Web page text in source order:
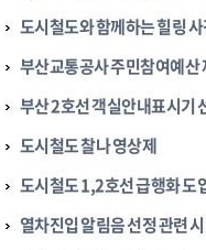
도시철도와 함께하는 힐링
부산교통공사 주민참여예산
부산 2호선 객실안내표시기
도시철도 찰나 영상제
도시철도 1,2호선 급행화 도
열차진입 알림음 선정 관련